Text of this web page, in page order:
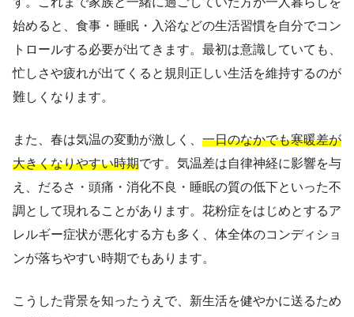
始めると、食事・睡眠・入浴などの生活習慣を自分でコン
トロールする必要が出てきます。最初は意識していても、
忙しさや疲れが出てくると規則正しい生活を維持するのが
難しくなります。
また、春は気温の変動が激しく、 一日のなかでも寒暖差が
大きくなりやすい時期です。気温差は自律神経に影響を与
え、だるさ・頭痛・消化不良・睡眠の質の低下といった不
調として現れることがあります。花粉症をはじめとするア
レルギー症状が悪化する方も多く、体全体のコンディショ
ンが落ちやすい時期でもあります。
こうした背景を知ったうえで、新生活を健やかに送るため